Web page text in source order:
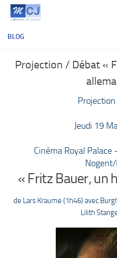
Skip to content
BLOG
Projection / Débat «
Jeudi 19
Cinéma Royal Palace
« Fritz Bauer, un
de Lars Kraume (1h46) avec
Lilith